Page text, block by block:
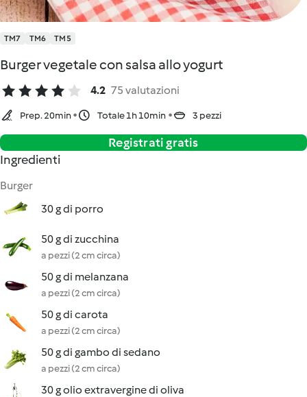
TM7 TM6 TM5
Burger vegetale con salsa allo yogurt
4.2 75 valutazioni
Prep. 20min Totale 1h 10min 3 pezzi
Registrati gratis
Ingredienti
Burger
30 g di porro
50 g di zucchina
a pezzi (2 cm circa)
50 g di melanzana
a pezzi (2 cm circa)
50 g di carota
a pezzi (2 cm circa)
50 g di gambo di sedano
a pezzi (2 cm circa)
30 g olio extravergine di oliva